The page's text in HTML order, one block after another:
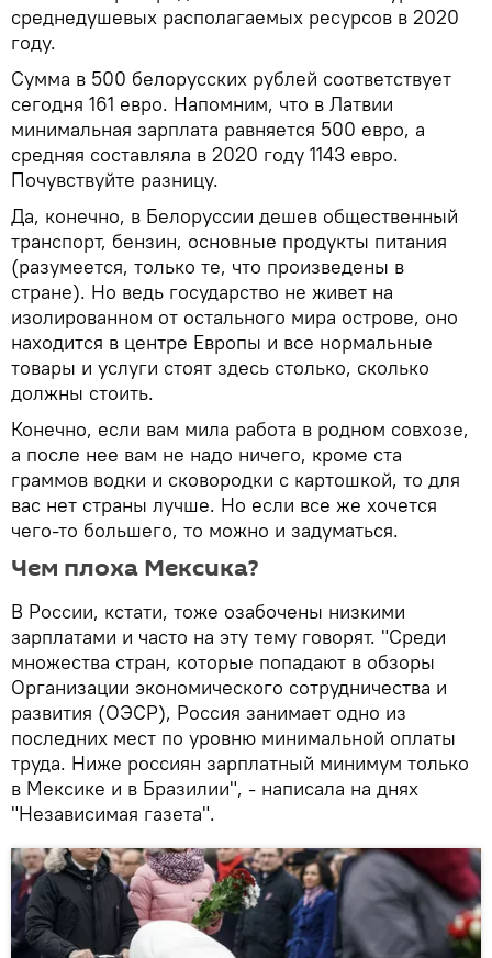
среднедушевых располагаемых ресурсов в 2020
году.
Сумма в 500 белорусских рублей соответствует
сегодня 161 евро. Напомним, что в Латвии
минимальная зарплата равняется 500 евро, а
средняя составляла в 2020 году 1143 евро.
Почувствуйте разницу.
Да, конечно, в Белоруссии дешев общественный
транспорт, бензин, основные продукты питания
(разумеется, только те, что произведены в
стране). Но ведь государство не живет на
изолированном от остального мира острове, оно
находится в центре Европы и все нормальные
товары и услуги стоят здесь столько, сколько
должны стоить.
Конечно, если вам мила работа в родном совхозе,
а после нее вам не надо ничего, кроме ста
граммов водки и сковородки с картошкой, то для
вас нет страны лучше. Но если все же хочется
чего-то большего, то можно и задуматься.
Чем плоха Мексика?
В России, кстати, тоже озабочены низкими
зарплатами и часто на эту тему говорят. "Среди
множества стран, которые попадают в обзоры
Организации экономического сотрудничества и
развития (ОЭСР), Россия занимает одно из
последних мест по уровню минимальной оплаты
труда. Ниже россиян зарплатный минимум только
в Мексике и в Бразилии", - написала на днях
"Независимая газета".